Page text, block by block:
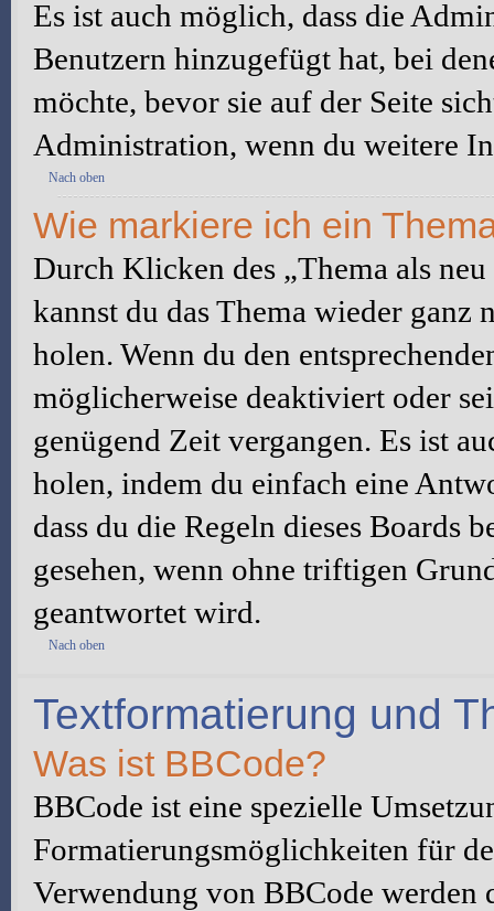
Es ist auch möglich, dass die
Benutzern hinzugefügt hat, bei
möchte, bevor sie auf der Seite
Administration, wenn du weitere
Nach oben
Wie markiere ich ein
Durch Klicken des „Thema als
kannst du das Thema wieder ganz
holen. Wenn du den
möglicherweise deaktiviert oder
genügend Zeit vergangen. Es ist
holen, indem du einfach eine
dass du die Regeln dieses Boards
gesehen, wenn ohne triftigen
geantwortet wird.
Nach oben
Textformatierung und
Was ist BBCode?
BBCode ist eine spezielle
Formatierungsmöglichkeiten für
Verwendung von BBCode